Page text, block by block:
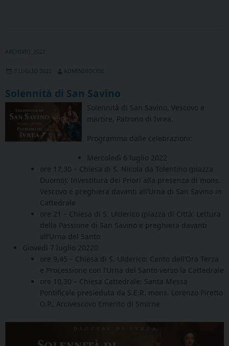
ARCHIVIO_2022
3 LUGLIO 2022 ADMINDIOCESI
Solennità di San Savino
Solennità di San Savino, Vescovo e
martire, Patrono di Ivrea.
Programma dalle celebrazioni:
Mercoledì 6 luglio 2022
ore 17,30 – Chiesa di S. Nicola da Tolentino (piazza
Duomo): Investitura dei Priori alla presenza di mons.
Vescovo e preghiera davanti all’Urna di San Savino in
Cattedrale
ore 21 – Chiesa di S. Ulderico (piazza di Città: Lettura
della Passione di San Savino e preghiera davanti
all’Urna del Santo
Giovedì 7 luglio 20220
ore 9,45 – Chiesa di S. Ulderico: Canto dell’Ora Terza
e Processione con l’Urna del Santo verso la Cattedrale
ore 10,30 – Chiesa Cattedrale: Santa Messa
Pontificale presieduta da S.E.R. mons. Lorenzo Piretto
O.P., Arcivescovo Emerito di Smirne